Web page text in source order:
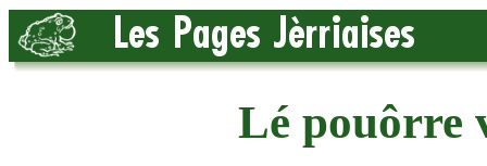
Lé pouôrre